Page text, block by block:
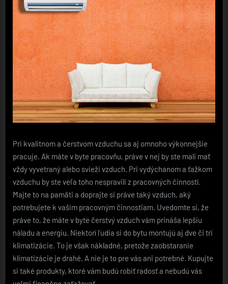
Pri kvalitnom a čerstvom vzduchu sa aj omnoho výkonnejšie
pracuje. Ak máte v byte pracovňu, práve v nej by ste mali mať
vždy vyvetraný alebo svieži vzduch. Pri vydýchanom a ťažkom
vzduchu by ste veľa toho nespravili z pracovných činností.
Majte to na pamäti a doprajte si práve taký vzduch, aký
potrebujete k vašim pracovným činnostiam. Uvedomte si, že
práve to, že máte v byte čerstvý vzduch vám prináša lepšiu
náladu a energiu. Niektorí ľudia si do bytu montujú aj dve či tri
klimatizácie. To je však nákladné, pretože zaobstaranie
klimatizácie je drahé. A nie je to pre vás ani potrebné. Kupujte
si také produkty, ktoré vám budú robiť radosť a nebudú vás